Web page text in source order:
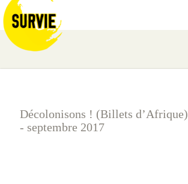
Décolonisons ! (Billets d’Afrique)
- septembre 2017